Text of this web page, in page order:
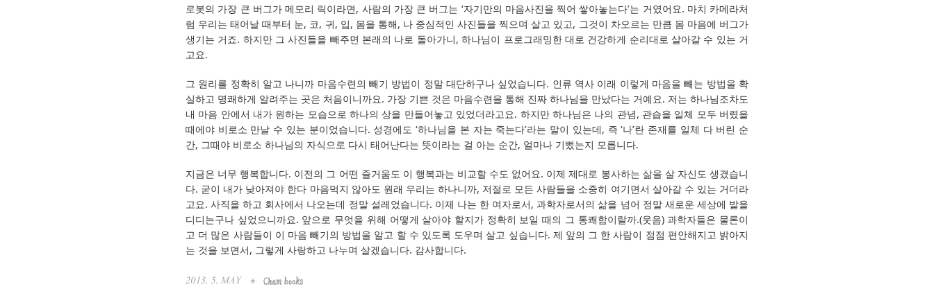
로봇의 가장 큰 버그가 메모리 릭이라면, 사람의 가장 큰 버그는 ‘자기만의 마음사진을 찍어 쌓아놓는다’는 거였어요. 마치 카메라처
럼 우리는 태어날 때부터 눈, 코, 귀, 입, 몸을 통해, 나 중심적인 사진들을 찍으며 살고 있고, 그것이 차오르는 만큼 몸 마음에 버그가
생기는 거죠. 하지만 그 사진들을 빼주면 본래의 나로 돌아가니, 하나님이 프로그래밍한 대로 건강하게 순리대로 살아갈 수 있는 거
고요.
그 원리를 정확히 알고 나니까 마음수련의 빼기 방법이 정말 대단하구나 싶었습니다. 인류 역사 이래 이렇게 마음을 빼는 방법을 확
실하고 명쾌하게 알려주는 곳은 처음이니까요. 가장 기쁜 것은 마음수련을 통해 진짜 하나님을 만났다는 거예요. 저는 하나님조차도
내 마음 안에서 내가 원하는 모습으로 하나의 상을 만들어놓고 있었더라고요. 하지만 하나님은 나의 관념, 관습을 일체 모두 버렸을
때에야 비로소 만날 수 있는 분이었습니다. 성경에도 ‘하나님을 본 자는 죽는다’라는 말이 있는데, 즉 ‘나’란 존재를 일체 다 버린 순
간, 그때야 비로소 하나님의 자식으로 다시 태어난다는 뜻이라는 걸 아는 순간, 얼마나 기뻤는지 모릅니다.
지금은 너무 행복합니다. 이전의 그 어떤 즐거움도 이 행복과는 비교할 수도 없어요. 이제 제대로 봉사하는 삶을 살 자신도 생겼습니
다. 굳이 내가 낮아져야 한다 마음먹지 않아도 원래 우리는 하나니까, 저절로 모든 사람들을 소중히 여기면서 살아갈 수 있는 거더라
고요. 사직을 하고 회사에서 나오는데 정말 설레었습니다. 이제 나는 한 여자로서, 과학자로서의 삶을 넘어 정말 새로운 세상에 발을
디디는구나 싶었으니까요. 앞으로 무엇을 위해 어떻게 살아야 할지가 정확히 보일 때의 그 통쾌함이랄까.(웃음) 과학자들은 물론이
고 더 많은 사람들이 이 마음 빼기의 방법을 알고 할 수 있도록 도우며 살고 싶습니다. 제 앞의 그 한 사람이 점점 편안해지고 밝아지
는 것을 보면서, 그렇게 사랑하고 나누며 살겠습니다. 감사합니다.